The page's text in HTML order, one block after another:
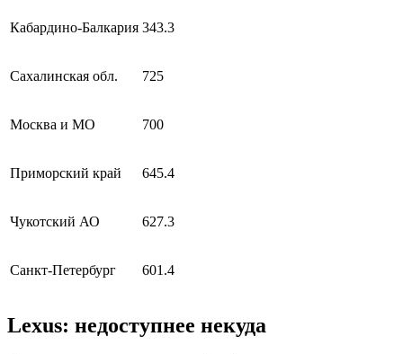
Кабардино-Балкария 343.3
Сахалинская обл. 725
Москва и МО 700
Приморский край 645.4
Чукотский АО 627.3
Санкт-Петербург 601.4
Lexus: недоступнее некуда